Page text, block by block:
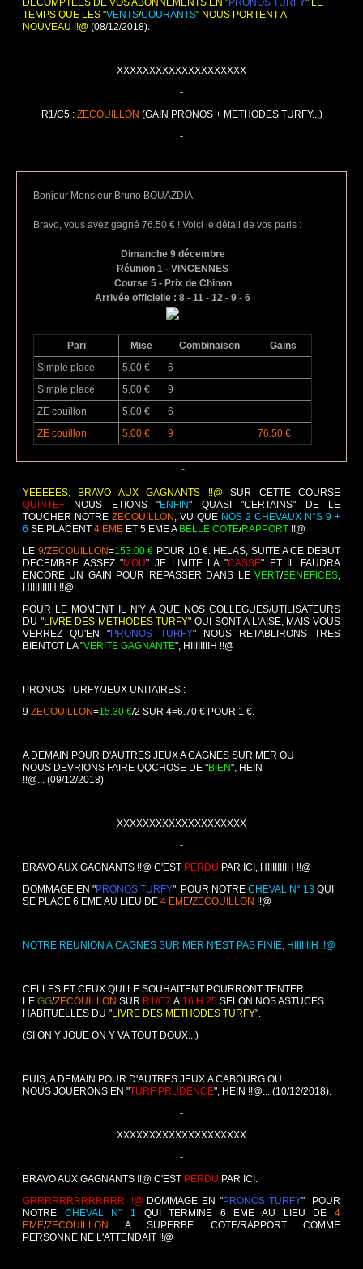
DECOMPTEES DE VOS ABONNEMENTS EN "PRONOS TURFY" LE
TEMPS QUE LES "VENTS/COURANTS" NOUS PORTENT A
NOUVEAU !!@ (08/12/2018).
-
XXXXXXXXXXXXXXXXXXXX
-
R1/C5 : ZECOUILLON (GAIN PRONOS + METHODES TURFY...)
-
Bonjour Monsieur Bruno BOUAZDIA,
Bravo, vous avez gagné 76.50 € ! Voici le détail de vos paris :
Dimanche 9 décembre
Réunion 1 - VINCENNES
Course 5 - Prix de Chinon
Arrivée officielle : 8 - 11 - 12 - 9 - 6
Pari Mise Combinaison
Gains
Simple placé
5.00 €
6
Simple placé
5.00 €
9
ZE couillon
5.00 €
6
ZE couillon
5.00 € 9 76.50 €
-
YEEEEES, BRAVO AUX GAGNANTS !!@SUR CETTE COURSE
QUINTE+ NOUS ETIONS "ENFIN" QUASI "CERTAINS" DE LE
TOUCHER NOTRE ZECOUILLON , VU QUE NOS 2 CHEVAUX N°S 9 +
6 SE PLACENT 4 EME ET 5 EME A BELLE COTE/RAPPORT !!@
LE 9/ZECOUILLON=153.00 € POUR 10 €. HELAS, SUITE A CE DEBUT
DECEMBRE ASSEZ "MOU" JE LIMITE LA "CASSE" ET IL FAUDRA
ENCORE UN GAIN POUR REPASSER DANS LE VERT/BENEFICES,
HIIIIIIIIH !!@
POUR LE MOMENT IL N'Y A QUE NOS COLLEGUES/UTILISATEURS
DU "LIVRE DES METHODES TURFY" QUI SONT A L'AISE, MAIS VOUS
VERREZ QU'EN "PRONOS TURFY" NOUS RETABLIRONS TRES
BIENTOT LA "VERITE GAGNANTE", HIIIIIIIIH !!@
PRONOS TURFY/JEUX UNITAIRES :
9 ZECOUILLON=15.30 €/2 SUR 4=6.70 € POUR 1 €.
A DEMAIN POUR D'AUTRES JEUX A CAGNES SUR MER OU
NOUS DEVRIONS FAIRE QQCHOSE DE "BIEN", HEIN
!!@... (09/12/2018).
-
XXXXXXXXXXXXXXXXXXXX
-
BRAVO AUX GAGNANTS !!@ C'EST PERDU PAR ICI, HIIIIIIIIH !!@
DOMMAGE EN "PRONOS TURFY" POUR NOTRE CHEVAL N° 13 QUI
SE PLACE 6 EME AU LIEU DE 4 EME/ZECOUILLON !!@
NOTRE REUNION A CAGNES SUR MER N'EST PAS FINIE, HIIIIIIIH !!@
CELLES ET CEUX QUI LE SOUHAITENT POURRONT TENTER
LE GG/ZECOUILLON SUR R1/C7 A 16 H 25 SELON NOS ASTUCES
HABITUELLES DU "LIVRE DES METHODES TURFY".
(SI ON Y JOUE ON Y VA TOUT DOUX...)
PUIS, A DEMAIN POUR D'AUTRES JEUX A CABOURG OU
NOUS JOUERONS EN "TURF PRUDENCE", HEIN !!@... (10/12/2018).
-
XXXXXXXXXXXXXXXXXXXX
-
BRAVO AUX GAGNANTS !!@ C'EST PERDU PAR ICI.
GRRRRRRRRRRRRR !!@DOMMAGE EN "PRONOS TURFY" POUR
NOTRE CHEVAL N° 1 QUI TERMINE 6 EME AU LIEU DE4
EME/ZECOUILLON
A SUPERBE COTE/RAPPORT COMME
PERSONNE NE L'ATTENDAIT !!@